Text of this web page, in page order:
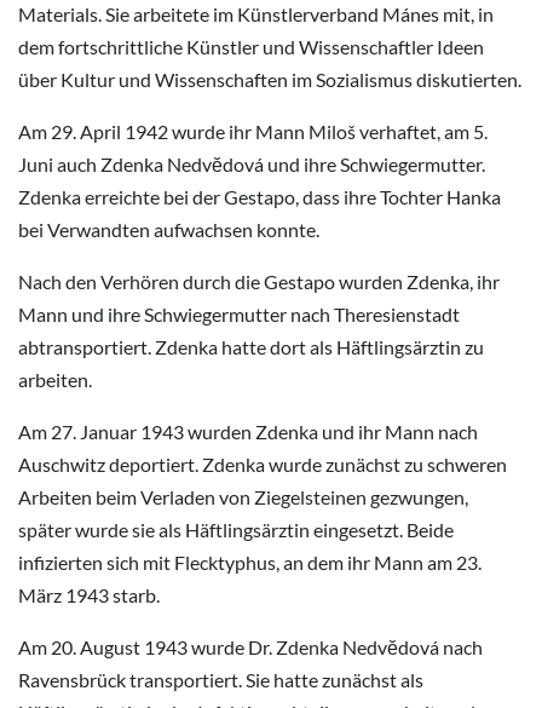
Materials. Sie arbeitete im Künstlerverband Mánes mit, in
dem fortschrittliche Künstler und Wissenschaftler Ideen
über Kultur und Wissenschaften im Sozialismus diskutierten.
Am 29. April 1942 wurde ihr Mann Miloš verhaftet, am 5.
Juni auch Zdenka Nedvĕdová und ihre Schwiegermutter.
Zdenka erreichte bei der Gestapo, dass ihre Tochter Hanka
bei Verwandten aufwachsen konnte.
Nach den Verhören durch die Gestapo wurden Zdenka, ihr
Mann und ihre Schwiegermutter nach Theresienstadt
abtransportiert. Zdenka hatte dort als Häftlingsärztin zu
arbeiten.
Am 27. Januar 1943 wurden Zdenka und ihr Mann nach
Auschwitz deportiert. Zdenka wurde zunächst zu schweren
Arbeiten beim Verladen von Ziegelsteinen gezwungen,
später wurde sie als Häftlingsärztin eingesetzt. Beide
infizierten sich mit Flecktyphus, an dem ihr Mann am 23.
März 1943 starb.
Am 20. August 1943 wurde Dr. Zdenka Nedvĕdová nach
Ravensbrück transportiert. Sie hatte zunächst als